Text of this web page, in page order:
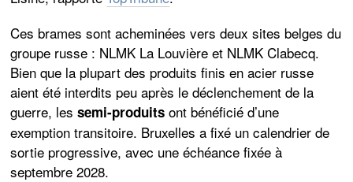
Ces brames sont acheminées vers deux sites belges du
groupe russe : NLMK La Louvière et NLMK Clabecq.
Bien que la plupart des produits finis en acier russe
aient été interdits peu après le déclenchement de la
guerre, lessemi-produits ont bénéficié d’une
exemption transitoire. Bruxelles a fixé un calendrier de
sortie progressive, avec une échéance fixée à
septembre 2028.